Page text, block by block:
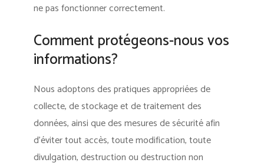
ne pas fonctionner correctement.
Comment protégeons-nous vos
informations?
Nous adoptons des pratiques appropriées de
collecte, de stockage et de traitement des
données, ainsi que des mesures de sécurité afin
d’éviter tout accès, toute modification, toute
divulgation, destruction ou destruction non